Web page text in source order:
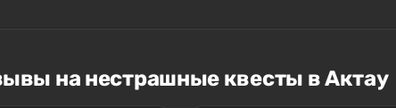
на нестрашные квесты в Актау